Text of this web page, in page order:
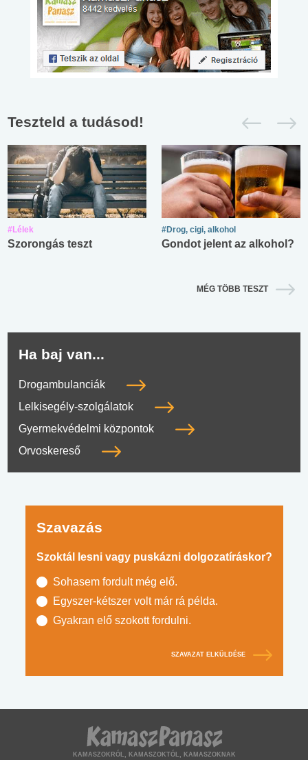
Teszteld a tudásod!
#Lélek
Szorongás teszt
#Drog, cigi, alkohol
Gondot jelent az alkohol?
MÉG TÖBB TESZT
Ha baj van...
Drogambulanciák
Lelkisegély-szolgálatok
Gyermekvédelmi központok
Orvoskereső
Szavazás
Szoktál lesni vagy puskázni dolgozatíráskor?
Sohasem fordult még elő.
Egyszer-kétszer volt már rá példa.
Gyakran elő szokott fordulni.
SZAVAZAT ELKÜLDÉSE
KAMASZOKRÓL, KAMASZOKTÓL, KAMASZOKNAK